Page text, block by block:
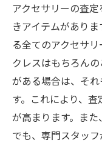
静岡市葵区で
い利用法
最新の買
静岡市葵
金価格高
トレンド
地域限定
アクセサリーの査
きアイテムがあり
る全てのアクセサ
クレスはもちろん
がある場合は、そ
す。これにより、
が高まります。ま
でも、専門スタッ